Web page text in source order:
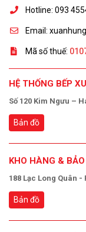
Hotline: 093
Email:
Mã số thuế:
HỆ THỐNG BẾP
Số 120 Kim Ngưu –
Bản đồ
KHO HÀNG &
188 Lạc Long Quân -
Bản đồ